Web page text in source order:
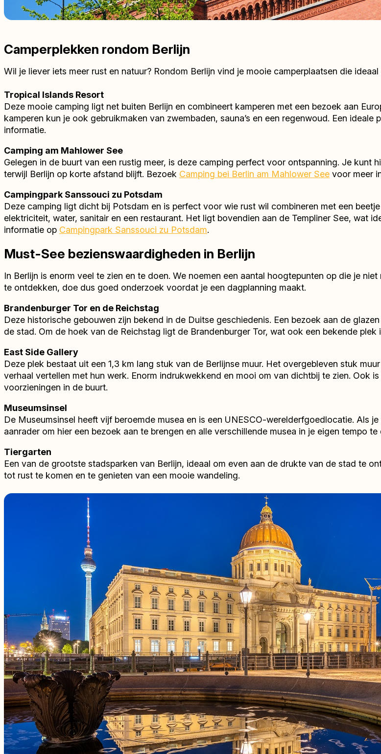
Camperplekken rondom Berlijn
Wil je liever iets meer rust en natuur? Rondom Berlijn vind je mooie camperplaatsen die
Tropical Islands Resort
Deze mooie camping ligt net buiten Berlijn en combineert kamperen met een bezoek aan
kamperen kun je ook gebruikmaken van zwembaden, sauna’s en een regenwoud. Een ideale
informatie.
Camping am Mahlower See
Gelegen in de buurt van een rustig meer, is deze camping perfect voor ontspanning. Je kunt
terwijl Berlijn op korte afstand blijft. Bezoek Camping bei Berlin am Mahlower See voor meer
Campingpark Sanssouci zu Potsdam
Deze camping ligt dicht bij Potsdam en is perfect voor wie rust wil combineren met een
elektriciteit, water, sanitair en een restaurant. Het ligt bovendien aan de Templiner See, wat
informatie op Campingpark Sanssouci zu Potsdam.
Must-See bezienswaardigheden in Berlijn
In Berlijn is enorm veel te zien en te doen. We noemen een aantal hoogtepunten op die je
te ontdekken, doe dus goed onderzoek voordat je een dagplanning maakt.
Brandenburger Tor en de Reichstag
Deze historische gebouwen zijn bekend in de Duitse geschiedenis. Een bezoek aan de
de stad. Om de hoek van de Reichstag ligt de Brandenburger Tor, wat ook een bekende plek
East Side Gallery
Deze plek bestaat uit een 1,3 km lang stuk van de Berlijnse muur. Het overgebleven stuk
verhaal vertellen met hun werk. Enorm indrukwekkend en mooi om van dichtbij te zien. Ook
voorzieningen in de buurt.
Museumsinsel
De Museumsinsel heeft vijf beroemde musea en is een UNESCO-werelderfgoedlocatie. Als
aanrader om hier een bezoek aan te brengen en alle verschillende musea in je eigen tempo te
Tiergarten
Een van de grootste stadsparken van Berlijn, ideaal om even aan de drukte van de stad te
tot rust te komen en te genieten van een mooie wandeling.